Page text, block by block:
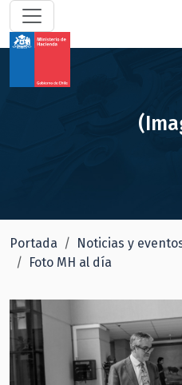
Portada Noticias y
Foto MH al día